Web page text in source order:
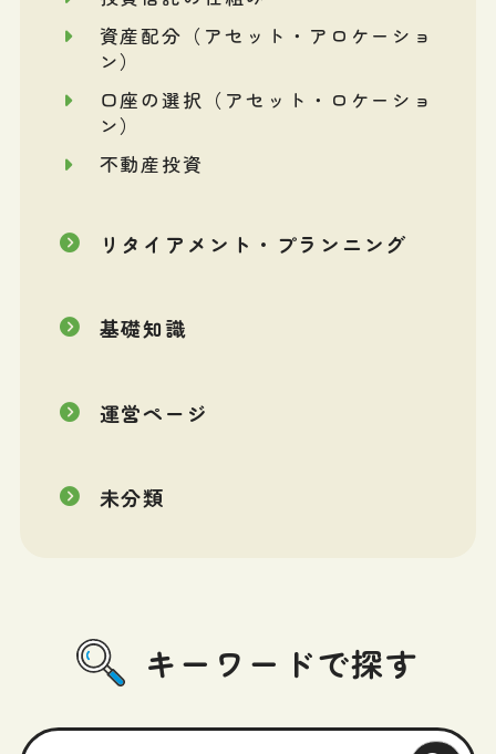
資産配分（アセット・アロケーショ
ン）
口座の選択（アセット・ロケーショ
ン）
不動産投資
リタイアメント・プランニング
基礎知識
運営ページ
未分類
キーワードで探す